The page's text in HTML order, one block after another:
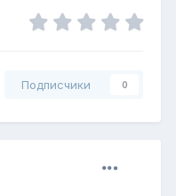
Подписчики 0